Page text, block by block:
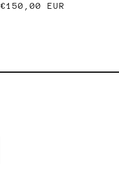
Normaler
€150,00 EUR